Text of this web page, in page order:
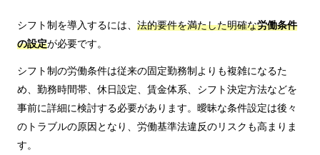
シフト制を導入するには、 法的要件を満たした明確な労働条件
の設定が必要です。
シフト制の労働条件は従来の固定勤務制よりも複雑になるた
め、勤務時間帯、休日設定、賃金体系、シフト決定方法などを
事前に詳細に検討する必要があります。曖昧な条件設定は後々
のトラブルの原因となり、労働基準法違反のリスクも高まりま
す。